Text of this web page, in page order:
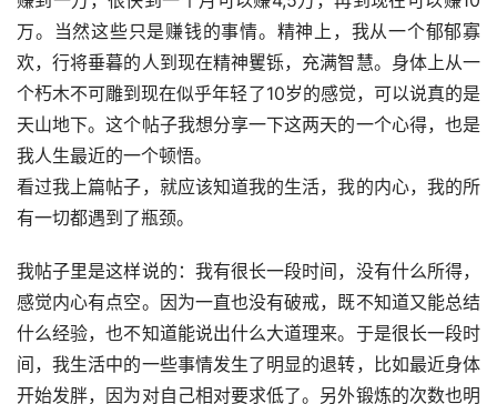
万。当然这些只是赚钱的事情。精神上，我从一个郁郁寡
欢，行将垂暮的人到现在精神矍铄，充满智慧。身体上从一
个朽木不可雕到现在似乎年轻了10岁的感觉，可以说真的是
天山地下。这个帖子我想分享一下这两天的一个心得，也是
我人生最近的一个顿悟。
看过我上篇帖子，就应该知道我的生活，我的内心，我的所
有一切都遇到了瓶颈。
我帖子里是这样说的：我有很长一段时间，没有什么所得，
感觉内心有点空。因为一直也没有破戒，既不知道又能总结
什么经验，也不知道能说出什么大道理来。于是很长一段时
间，我生活中的一些事情发生了明显的退转，比如最近身体
开始发胖，因为对自己相对要求低了。另外锻炼的次数也明